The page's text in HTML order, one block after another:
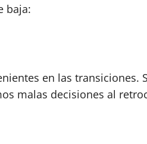
baja:
en las transiciones.
malas decisiones al